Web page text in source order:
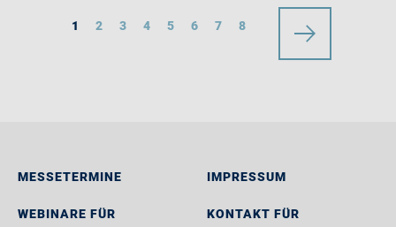
1 2 3 4 5 6 7 8
MESSETERMINE
WEBINARE FÜR
IMPRESSUM
KONTAKT FÜR